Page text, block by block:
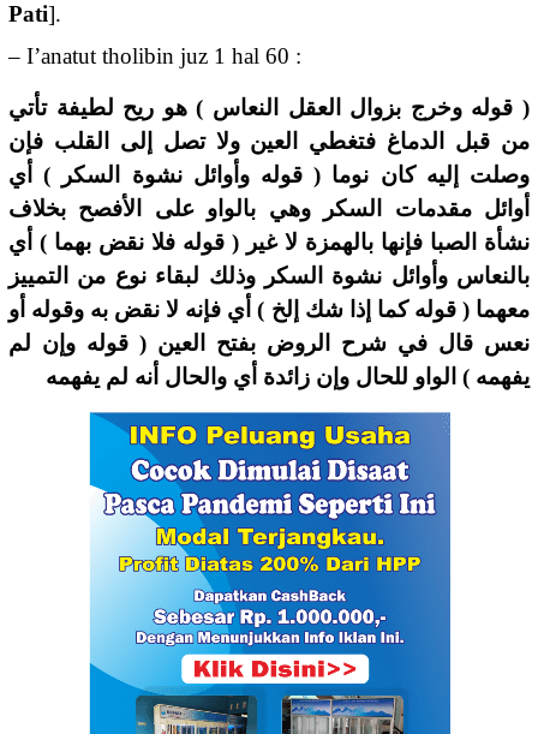
Pati].
– I’anatut tholibin juz 1 hal 60 :
( قوله وخرج بزوال العقل النعاس ) هو ريح لطيفة تأتي
من قبل الدماغ فتغطي العين ولا تصل إلى القلب فإن
وصلت إليه كان نوما ( قوله وأوائل نشوة السكر ) أي
أوائل مقدمات السكر وهي بالواو على الأفصح بخلاف
نشأة الصبا فإنها بالهمزة لا غير ( قوله فلا نقض بهما ) أي
بالنعاس وأوائل نشوة السكر وذلك لبقاء نوع من التمييز
معهما ( قوله كما إذا شك إلخ ) أي فإنه لا نقض به وقوله أو
نعس قال في شرح الروض بفتح العين ( قوله وإن لم
يفهمه ) الواو للحال وإن زائدة أي والحال أنه لم يفهمه